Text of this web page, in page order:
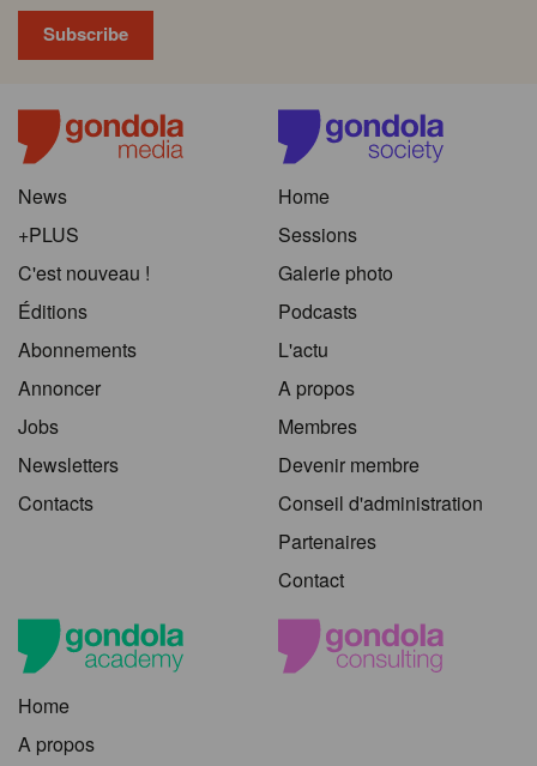
News
+PLUS
C'est nouveau !
Éditions
Abonnements
Annoncer
Jobs
Newsletters
Contacts
Home
Sessions
Galerie photo
Podcasts
L'actu
A propos
Membres
Devenir membre
Conseil d'administration
Partenaires
Contact
Home
A propos